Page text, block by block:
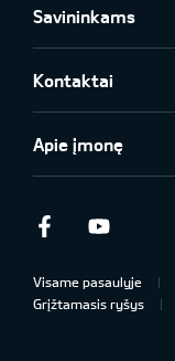
Savininkams
Kontaktai
Apie įmonę
Facebook
Visame pasaulyje
Grįžtamasis ryšys